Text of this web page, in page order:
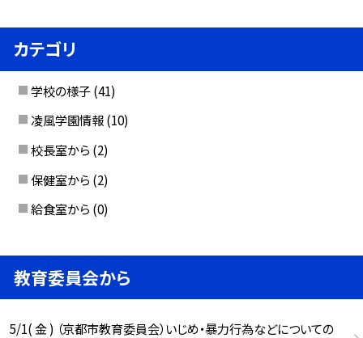
カテゴリ
学校の様子 (41)
凌風学園情報 (10)
校長室から (2)
保健室から (2)
給食室から (0)
教育委員会から
5/1( 金 ) （京都市教育委員会）いじめ・暴力行為などについての